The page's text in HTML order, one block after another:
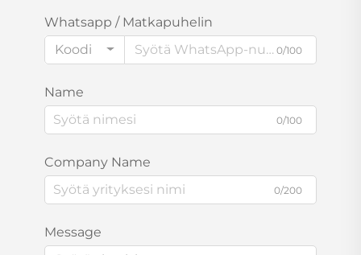
Whatsapp / Matkapuhelin
Koodi
0/100
Name
0/100
Company Name
0/200
Message